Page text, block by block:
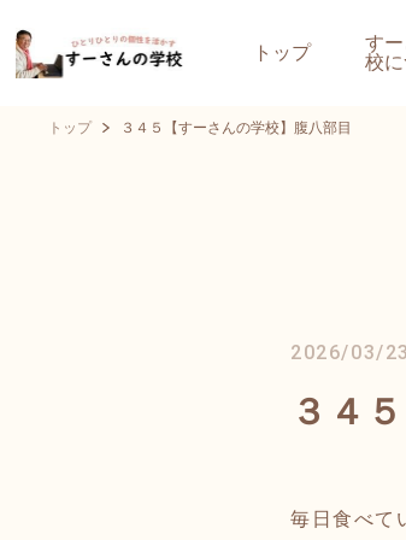
トップ
す
校
トップ ３４５【すーさんの学校】腹八部目
2026/03/23
３４
毎日食べて